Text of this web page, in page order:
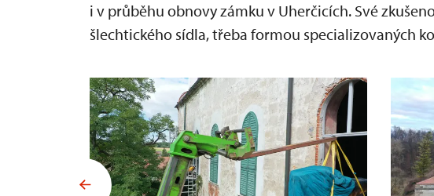
i v průběhu obnovy zámku v Uherčicích. Své
šlechtického sídla, třeba formou specializovaných